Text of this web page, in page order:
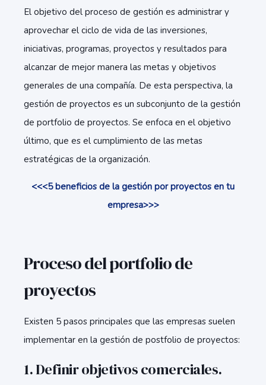
El objetivo del proceso de gestión es administrar y
aprovechar el ciclo de vida de las inversiones,
iniciativas, programas, proyectos y resultados para
alcanzar de mejor manera las metas y objetivos
generales de una compañía. De esta perspectiva, la
gestión de proyectos es un subconjunto de la gestión
de portfolio de proyectos. Se enfoca en el objetivo
último, que es el cumplimiento de las metas
estratégicas de la organización.
<<<5 beneficios de la gestión por proyectos en tu
empresa>>>
Proceso del portfolio de
proyectos
Existen 5 pasos principales que las empresas suelen
implementar en la gestión de postfolio de proyectos:
1. Definir objetivos comerciales.